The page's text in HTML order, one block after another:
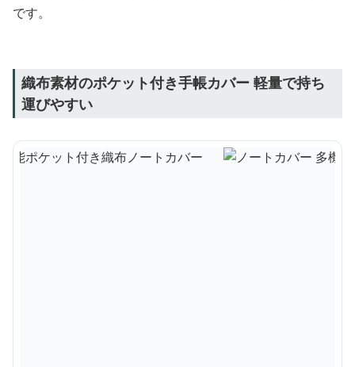
です。
織布素材のポケット付き手帳カバー 軽量で持ち
運びやすい